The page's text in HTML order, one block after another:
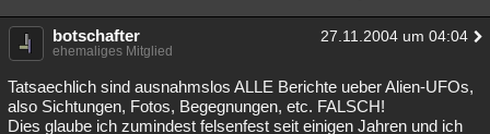
botschafter 27.11.2004 um 04:04
ehemaliges Mitglied
Tatsaechlich sind ausnahmslos ALLE Berichte ueber Alien-UFOs,
also Sichtungen, Fotos, Begegnungen, etc. FALSCH!
Dies glaube ich zumindest felsenfest seit einigen Jahren und ich